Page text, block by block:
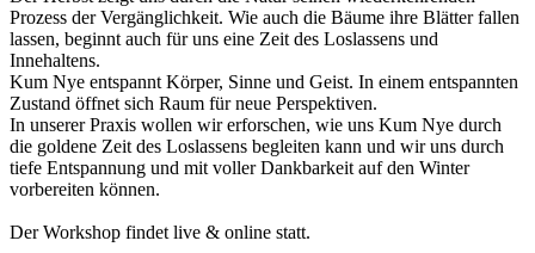
Prozess der Vergänglichkeit. Wie auch die Bäume ihre Blätter fallen
lassen, beginnt auch für uns eine Zeit des Loslassens und
Innehaltens.
Kum Nye entspannt Körper, Sinne und Geist. In einem entspannten
Zustand öffnet sich Raum für neue Perspektiven.
In unserer Praxis wollen wir erforschen, wie uns Kum Nye durch
die goldene Zeit des Loslassens begleiten kann und wir uns durch
tiefe Entspannung und mit voller Dankbarkeit auf den Winter
vorbereiten können.
Der Workshop findet live & online statt.